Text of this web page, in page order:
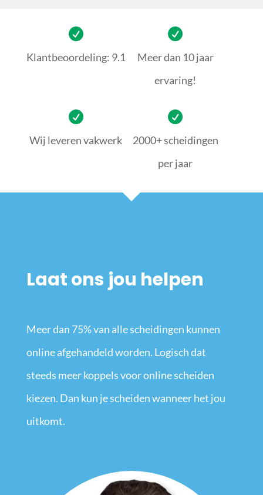
Klantbeoordeling: 9.1
Meer dan 10 jaar
ervaring!
Wij leveren vakwerk
2000+ scheidingen
per jaar
Laat ons jou helpen
Meer dan 75% van alle scheidingen kunnen
online afgehandeld worden. Logisch dat
steeds meer koppels voor online scheiden
kiezen. Dan kun je scheiden wanneer het jou
uitkomt.